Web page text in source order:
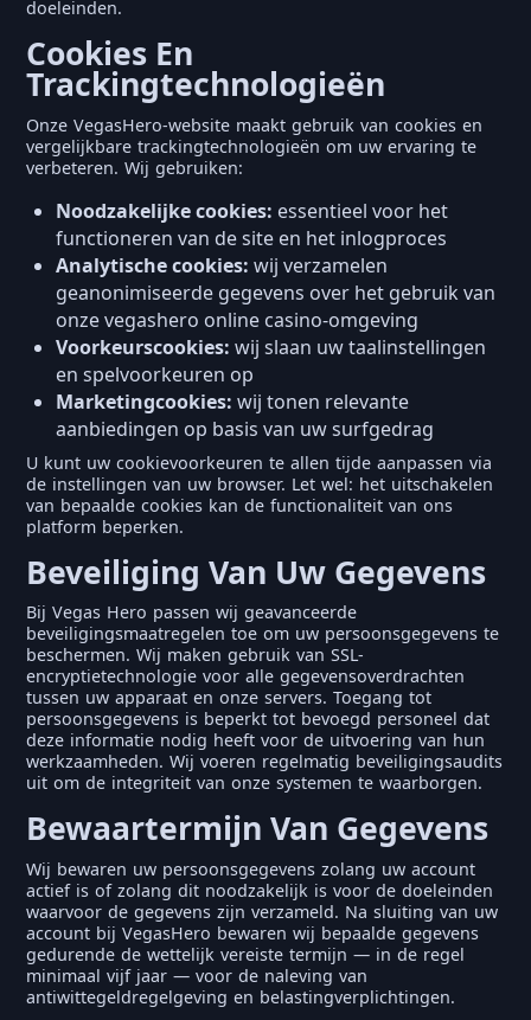
doeleinden.
Cookies En
Trackingtechnologieën
Onze VegasHero-website maakt gebruik van cookies en
vergelijkbare trackingtechnologieën om uw ervaring te
verbeteren. Wij gebruiken:
Noodzakelijke cookies: essentieel voor het
functioneren van de site en het inlogproces
Analytische cookies: wij verzamelen
geanonimiseerde gegevens over het gebruik van
onze vegashero online casino-omgeving
Voorkeurscookies: wij slaan uw taalinstellingen
en spelvoorkeuren op
Marketingcookies: wij tonen relevante
aanbiedingen op basis van uw surfgedrag
U kunt uw cookievoorkeuren te allen tijde aanpassen via
de instellingen van uw browser. Let wel: het uitschakelen
van bepaalde cookies kan de functionaliteit van ons
platform beperken.
Beveiliging Van Uw Gegevens
Bij Vegas Hero passen wij geavanceerde
beveiligingsmaatregelen toe om uw persoonsgegevens te
beschermen. Wij maken gebruik van SSL-
encryptietechnologie voor alle gegevensoverdrachten
tussen uw apparaat en onze servers. Toegang tot
persoonsgegevens is beperkt tot bevoegd personeel dat
deze informatie nodig heeft voor de uitvoering van hun
werkzaamheden. Wij voeren regelmatig beveiligingsaudits
uit om de integriteit van onze systemen te waarborgen.
Bewaartermijn Van Gegevens
Wij bewaren uw persoonsgegevens zolang uw account
actief is of zolang dit noodzakelijk is voor de doeleinden
waarvoor de gegevens zijn verzameld. Na sluiting van uw
account bij VegasHero bewaren wij bepaalde gegevens
gedurende de wettelijk vereiste termijn — in de regel
minimaal vijf jaar — voor de naleving van
antiwittegeldregelgeving en belastingverplichtingen.